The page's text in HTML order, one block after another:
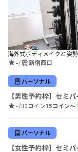
海外式ボディメイクと姿
-/ 新宿西口
パーソナル
【男性予約枠】セミ
-/30コイン15コイン〜
パーソナル
【女性予約枠】セミ